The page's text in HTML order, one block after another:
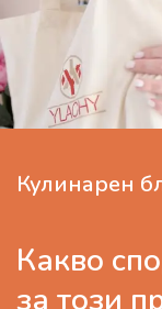
Кулинарен
Какво
за този